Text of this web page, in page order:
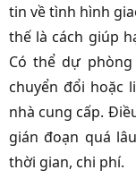
tin về tình hình
thế là cách giúp
Có thể dự
chuyển đổi hoặc
nhà cung cấp.
gián đoạn quá
thời gian, chi phí.